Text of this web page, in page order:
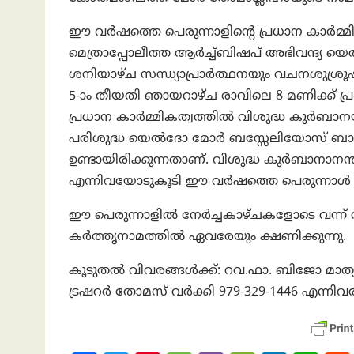
ഈ വര്‍ഷത്തെ പെരുന്നാളിന്‍റെ പ്രധാന
മെത്രാപ്പോലീത്ത ആര്‍ച്ച്ബിഷപ് അഭിവന്ദ്യ
ശനിയാഴ്ച സന്ധ്യാപ്രാര്‍ത്ഥനയും
5-ാം തീയതി ഞായറാഴ്ച രാവിലെ 8 മണിക്ക്
പ്രധാന കാര്‍മ്മികത്വത്തില്‍ വിശുദ്ധ
പരിശുദ്ധ യെല്‍ദോ മോര്‍ ബസ്സേലിയോസ്
ഉണ്ടായിരിക്കുന്നതാണ്. വിശുദ്ധ
എന്നിവയോടുകൂടി ഈ വര്‍ഷത്തെ പെരുന്നാള്‍
ഈ പെരുന്നാളില്‍ നേര്‍ച്ചകാഴ്ചകളോടെ വന്ന്
കര്‍ത്തൃനാമത്തില്‍ ഏവരേയും ക്ഷണിക്കുന്നു.
കൂടുതല്‍ വിവരങ്ങള്‍ക്ക്: റവ.ഫാ. ബിജോ മാത്യു
ട്രഷറര്‍ തോമസ് വര്‍ക്കി 979-329-1446